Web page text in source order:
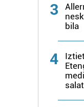
3
bila
4